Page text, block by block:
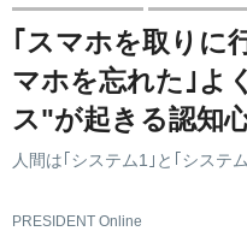
｢スマホを取りに
マホを忘れた｣よ
ス"が起きる認知
人間は｢システム1｣と｢システ
PRESIDENT Online